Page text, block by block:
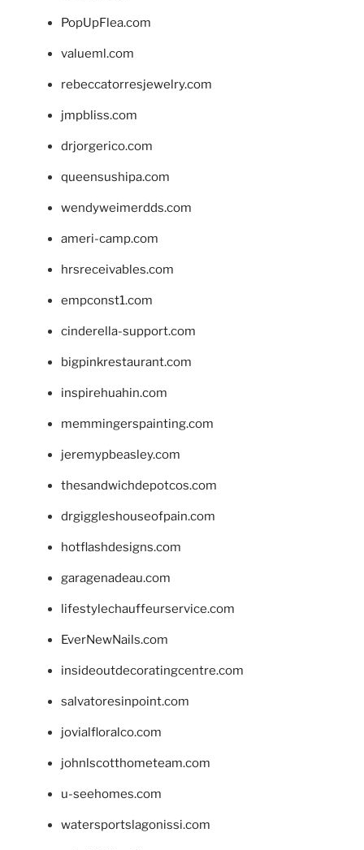
PopUpFlea.com
valueml.com
rebeccatorresjewelry.com
jmpbliss.com
drjorgerico.com
queensushipa.com
wendyweimerdds.com
ameri-camp.com
hrsreceivables.com
empconst1.com
cinderella-support.com
bigpinkrestaurant.com
inspirehuahin.com
memmingerspainting.com
jeremypbeasley.com
thesandwichdepotcos.com
drgiggleshouseofpain.com
hotflashdesigns.com
garagenadeau.com
lifestylechauffeurservice.com
EverNewNails.com
insideoutdecoratingcentre.com
salvatoresinpoint.com
jovialfloralco.com
johnlscotthometeam.com
u-seehomes.com
watersportslagonissi.com